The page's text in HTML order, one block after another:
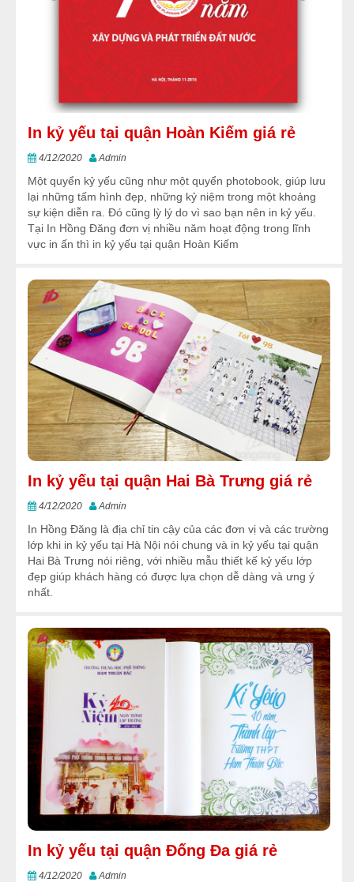
In kỷ yếu tại quận Hoàn Kiếm giá rẻ
4/12/2020 Admin
Một quyển kỷ yếu cũng như một quyển photobook, giúp lưu
lại những tấm hình đẹp, những kỷ niệm trong một khoảng
sự kiện diễn ra. Đó cũng lỳ lý do vì sao bạn nên in kỷ yếu.
Tại In Hồng Đăng đơn vị nhiều năm hoạt động trong lĩnh
vực in ấn thì in kỷ yếu tại quận Hoàn Kiếm
In kỷ yếu tại quận Hai Bà Trưng giá rẻ
4/12/2020 Admin
In Hồng Đăng là địa chỉ tin cậy của các đơn vị và các trường
lớp khi in kỷ yếu tại Hà Nội nói chung và in kỷ yếu tại quận
Hai Bà Trưng nói riêng, với nhiều mẫu thiết kế kỷ yếu lớp
đẹp giúp khách hàng có được lựa chọn dễ dàng và ưng ý
nhất.
In kỷ yếu tại quận Đống Đa giá rẻ
4/12/2020 Admin